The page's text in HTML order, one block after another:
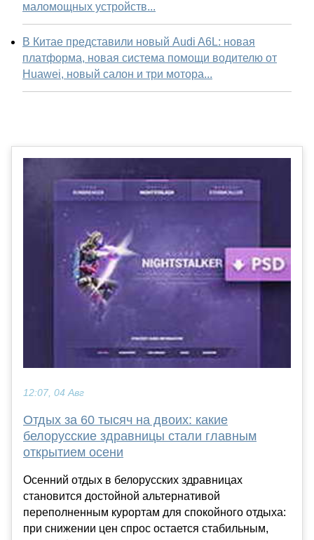
маломощных устройств...
В Китае представили новый Audi A6L: новая
платформа, новая система помощи водителю от
Huawei, новый салон и три мотора...
12:07, 04 Авг
Отдых за 60 тысяч на двоих: какие
белорусские здравницы стали главным
открытием осени
Осенний отдых в белорусских здравницах
становится достойной альтернативой
переполненным курортам для спокойного отдыха:
при снижении цен спрос остается стабильным,